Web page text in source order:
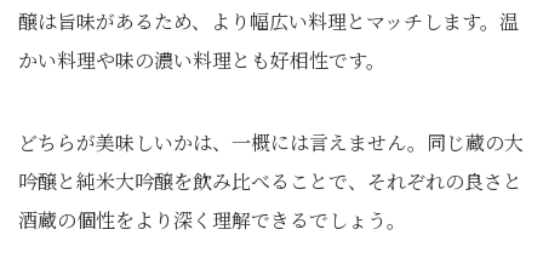
醸は旨味があるため、より幅広い料理とマッチします。温
かい料理や味の濃い料理とも好相性です。
どちらが美味しいかは、一概には言えません。同じ蔵の大
吟醸と純米大吟醸を飲み比べることで、それぞれの良さと
酒蔵の個性をより深く理解できるでしょう。